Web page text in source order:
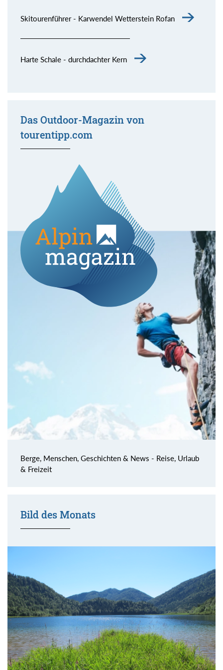
Skitourenführer - Karwendel Wetterstein Rofan
Harte Schale - durchdachter Kern
Das Outdoor-Magazin von
tourentipp.com
Berge, Menschen, Geschichten & News - Reise, Urlaub
& Freizeit
Bild des Monats